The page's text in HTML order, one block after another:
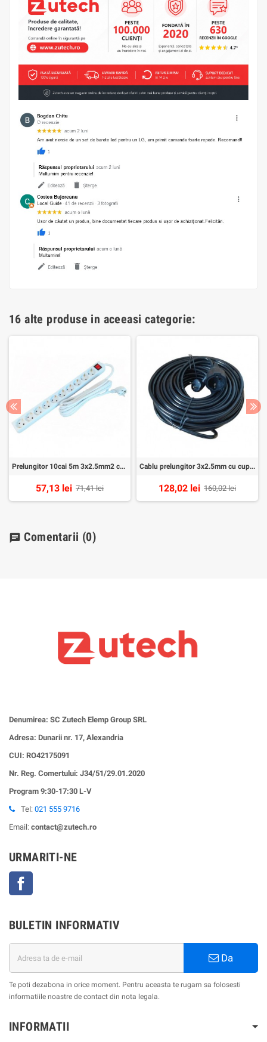
16 alte produse in aceeasi categorie:
Prelungitor 10cai 5m 3x2.5mm2 cu intr Alien
57,13 lei 71,41 lei
Cablu prelungitor 3x2.5mm cu cupla 30m Alien negru
128,02 lei 160,02 lei
chat Comentarii (0)
Denumirea: SC Zutech Elemp Group SRL
Adresa: Dunarii nr. 17, Alexandria
CUI: RO42175091
Nr. Reg. Comertului: J34/51/29.01.2020
Program 9:30-17:30 L-V
Tel: 021 555 9716
Email: contact@zutech.ro
URMARITI-NE
BULETIN INFORMATIV
Da
Te poti dezabona in orice moment. Pentru aceasta te rugam sa folosesti
informatiile noastre de contact din nota legala.
INFORMATII